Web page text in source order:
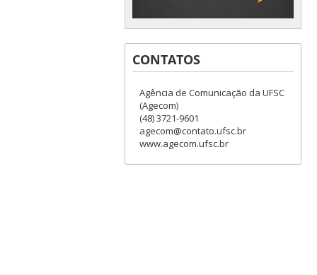
CONTATOS
Agência de Comunicação da UFSC
(Agecom)
(48) 3721-9601
agecom@contato.ufsc.br
www.agecom.ufsc.br